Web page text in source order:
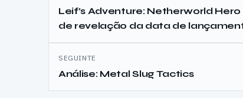
de
artigos
Leif’s Adventure: Netherworld Hero
de revelação da data de
SEGUINTE
Análise: Metal Slug Tactics